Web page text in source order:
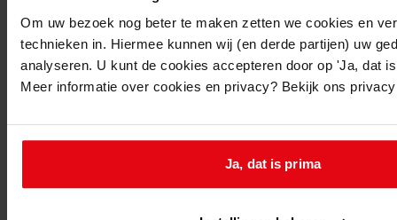
Om uw bezoek nog beter te maken zetten we cookies en
technieken in. Hiermee kunnen wij (en derde partijen) uw
analyseren. U kunt de cookies accepteren door op 'Ja, dat
Meer informatie over cookies en privacy? Bekijk ons
Ja, dat is prima
537Bouw serre en erker, 1997
Datering:
1997
Beschrijving:
Datum vergunning:
Adres: